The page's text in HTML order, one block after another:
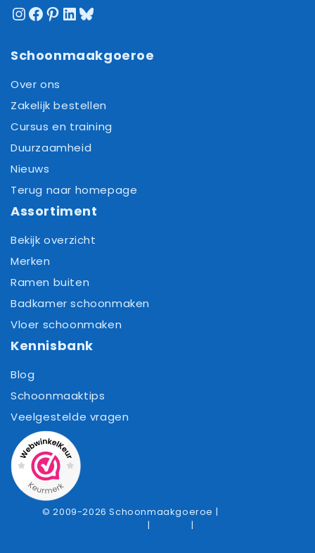
Instagram
Facebook
Pinterest
LinkedIn
Bluesky
Schoonmaakgoeroe
Over ons
Zakelijk bestellen
Cursus en training
Duurzaamheid
Nieuws
Terug naar homepage
Assortiment
Bekijk overzicht
Merken
Ramen buiten
Badkamer schoonmaken
Vloer schoonmaken
Kennisbank
Blog
Schoonmaaktips
Veelgestelde vragen
© 2009-2026 Schoonmaakgoeroe |
| |